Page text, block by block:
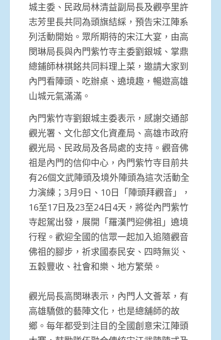
城主委、民政局林清益副局長及觀亭里許
志芳里長共同為頭旗結綵，預告宋江陣系
列活動開始。眾所期待的宋江大宴，由高
閔琳局長與內門紫竹寺主委劉銀城、掌鼎
總鋪師林祺銘共同料理上菜，邀請大家到
內門看陣頭、吃辦桌、遶境趣，暢遊高雄
山城元氣滿滿。
內門紫竹寺劉銀城主委表示，感謝交通部
觀光署、文化部文化資產局、高雄市政府
觀光局、民政局及各局處的支持。觀音佛
祖是內門的信仰中心，內門紫竹寺目前共
有26個文武陣頭及境外陣頭為這次活動全
力演練；3月9日、10日「陣頭拜觀音」，
16至17日及23至24日4天，將從內門紫竹
寺起駕出發，展開「羅漢門迎佛祖」遶境
行程。歡迎全國的信眾一起加入追隨觀音
佛祖的腳步，祈求國泰民安、四時無災、
五穀豐收、社會和樂、地方繁榮。
觀光局長高閔琳表示，內門人文薈萃，有
高雄驕傲的藝陣文化，也是總舖師的故
鄉。每年都受到注目的全國創意宋江陣頭